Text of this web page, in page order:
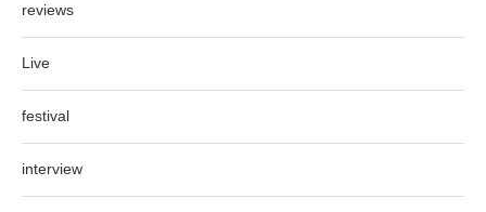
reviews
Live
festival
interview